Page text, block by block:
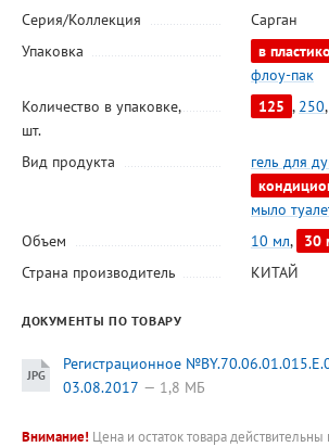
Серия/Коллекция
Сарган
Упаковка
в
флоу-пак
Количество в упаковке,
шт.
125 , 250,
Вид продукта гель для
мыло
Объем
10 мл,
30
Страна производитель
КИТАЙ
ДОКУМЕНТЫ ПО ТОВАРУ
Регистрационное
03.08.2017
1,8 МБ
Внимание! Цена и остаток товара действительны